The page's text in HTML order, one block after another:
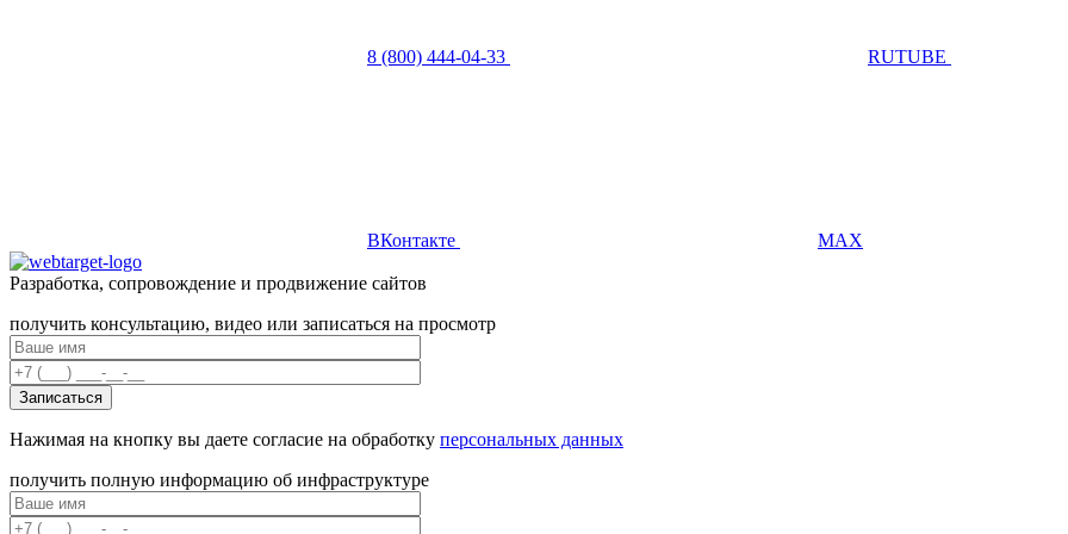
8 (800) 444-04-33 RUTUBE
ВКонтакте MAX
Разработка, сопровождение и продвижение сайтов
получить консультацию, видео или записаться на просмотр
Нажимая на кнопку вы даете согласие на обработку персональных данных
получить полную информацию об инфраструктуре